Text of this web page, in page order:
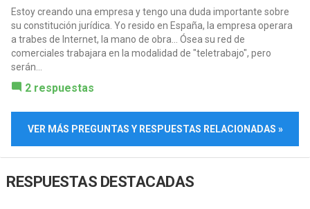
Estoy creando una empresa y tengo una duda importante sobre
su constitución jurídica. Yo resido en España, la empresa operara
a trabes de Internet, la mano de obra... Ósea su red de
comerciales trabajara en la modalidad de "teletrabajo", pero
serán...
2 respuestas
VER MÁS PREGUNTAS Y RESPUESTAS RELACIONADAS »
RESPUESTAS DESTACADAS